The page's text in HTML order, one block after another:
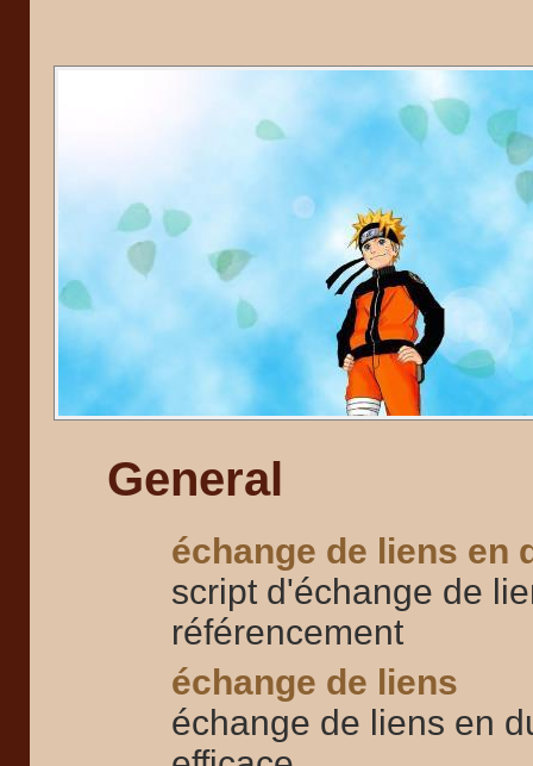
General
échange de liens en
script d'échange de
référencement
échange de liens
échange de liens en